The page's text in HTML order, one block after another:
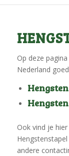
Op deze
Nederland
Ook vind je
andere